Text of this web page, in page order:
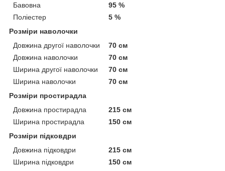
Бавовна
95 %
Поліестер
5 %
Розміри наволочки
Довжина другої наволочки
70 см
Довжина наволочки
70 см
Ширина другої наволочки
70 см
Ширина наволочки
70 см
Розміри простирадла
Довжина простирадла
215 см
Ширина простирадла
150 см
Розміри підковдри
Довжина підковдри
215 см
Ширина підковдри
150 см